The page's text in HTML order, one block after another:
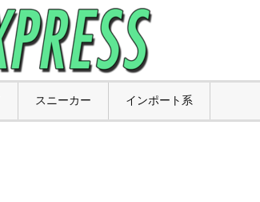
スニーカー インポート系